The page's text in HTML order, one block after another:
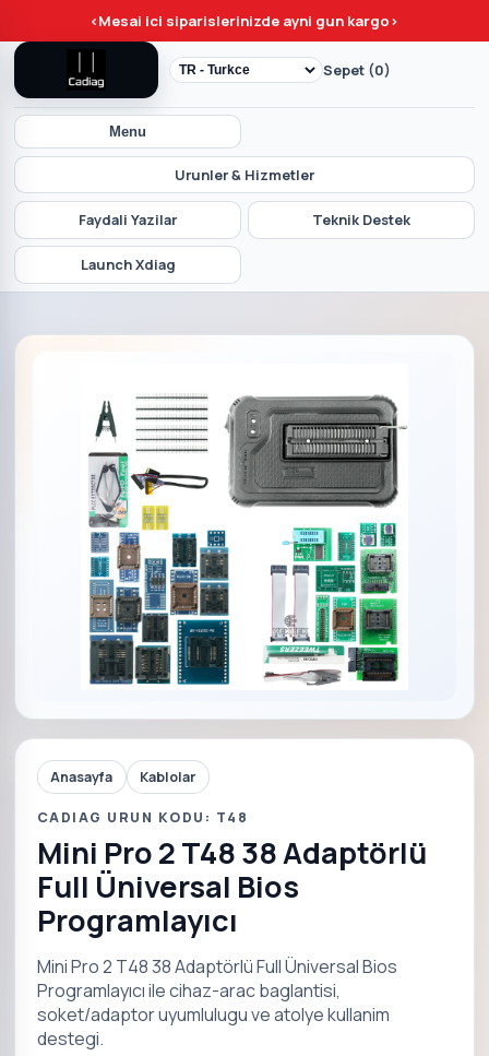
<Mesai ici siparislerinizde ayni gun kargo>
Menu
Urunler & Hizmetler
Faydali Yazilar Teknik Destek
Launch Xdiag
Sepet (0)
Anasayfa Kablolar
CADIAG URUN KODU: T48
Mini Pro 2 T48 38 Adaptörlü
Full Üniversal Bios
Programlayıcı
Mini Pro 2 T48 38 Adaptörlü Full Üniversal Bios
Programlayıcı ile cihaz-arac baglantisi,
soket/adaptor uyumlulugu ve atolye kullanim
destegi.